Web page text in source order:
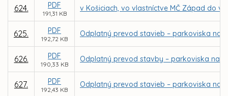
624. PDF
191,31 KB
v Košiciach, vo vlastníctve MČ Západ do
625. PDF
192,72 KB
Odplatný prevod stavieb – parkoviska na
626. PDF
190,33 KB
Odplatný prevod stavby – parkoviska na
627. PDF
192,43 KB
Odplatný prevod stavieb – parkoviska na